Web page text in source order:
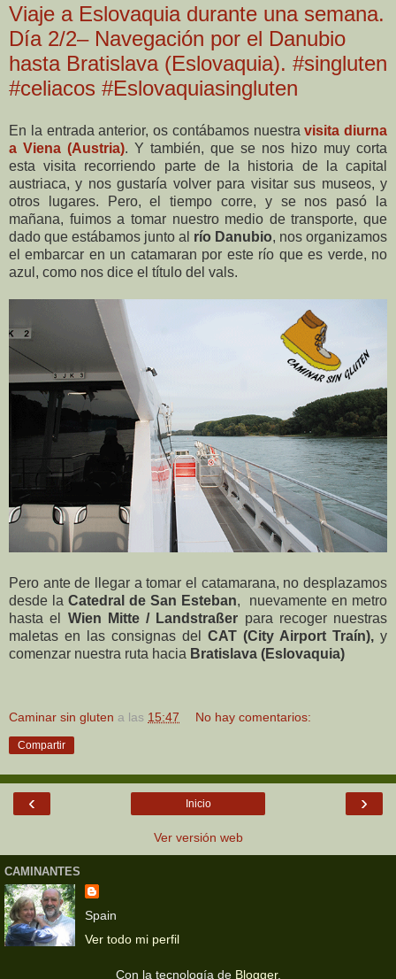
Viaje a Eslovaquia durante una semana.
Día 2/2– Navegación por el Danubio
hasta Bratislava (Eslovaquia). #singluten
#celiacos #Eslovaquiasingluten
En la entrada anterior, os contábamos nuestravisita diurna
a Viena (Austria). Y también, que se nos hizo muy corta
esta visita recorriendo parte de la historia de la capital
austriaca, y nos gustaría volver para visitar sus museos, y
otros lugares. Pero, el tiempo corre, y se nos pasó la
mañana, fuimos a tomar nuestro medio de transporte, que
dado que estábamos junto al río Danubio, nos organizamos
el embarcar en un catamaran por este río que es verde, no
azul, como nos dice el título del vals.
Pero ante de llegar a tomar el catamarana, no desplazamos
desde la Catedral de San Esteban, nuevamente en metro
hasta el Wien Mitte / Landstraßer para recoger nuestras
maletas en las consignas del CAT (City Airport Traín), y
comenzar nuestra ruta hacia Bratislava (Eslovaquia)
Caminar sin gluten a las 15:47 No hay comentarios:
Compartir
‹ ›
Inicio
Ver versión web
CAMINANTES
Spain
Ver todo mi perfil
Con la tecnología de Blogger.